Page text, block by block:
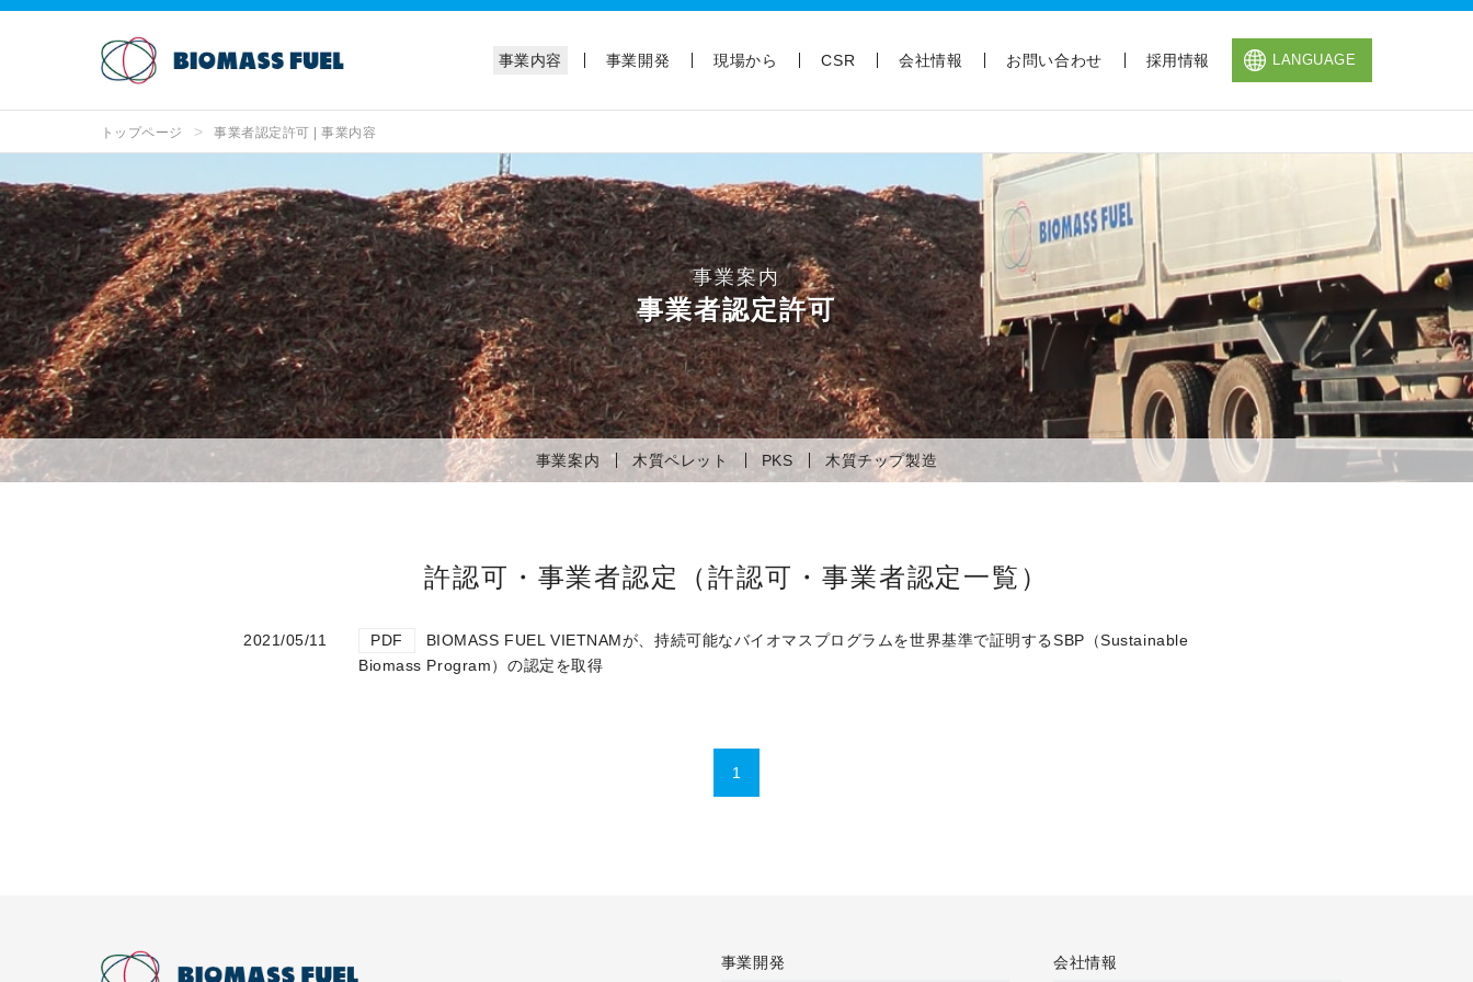
LANGUAGE
事業内容 事業開発 現場から CSR 会社情報 お問い合わせ 採用情報
トップページ 事業者認定許可 | 事業内容
事業案内
事業者認定許可
事業案内 木質ペレット PKS 木質チップ製造
許認可・事業者認定（許認可・事業者認定一覧）
2021/05/11 PDF
BIOMASS FUEL VIETNAMが、持続可能なバイオマスプログラムを世界基準で証明するSBP（Sustainable
Biomass Program）の認定を取得
1
事業開発 会社情報